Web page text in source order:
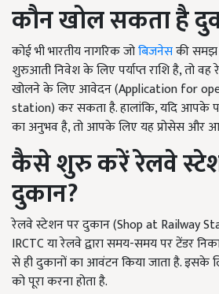
कौन खोल सकता है
कोई भी भारतीय नागरिक जोबिजनेसकी
शुरुआती निवेश के लिए पर्याप्त राशि है, तो
खोलने के लिए आवेदन (Application for
station) कर सकता है. हालांकि, यदि आपके
का अनुभव है, तो आपके लिए यह प्रोसेस और
कैसेशुरु करें रेलवे
दुकान?
रेलवे स्टेशन पर दुकान (Shop at Railway
IRCTC या रेलवे द्वारा समय-समय पर टेंडर
से ही दुकानों का आवंटन किया जाता है. इसके
को पूरा करना होता है.